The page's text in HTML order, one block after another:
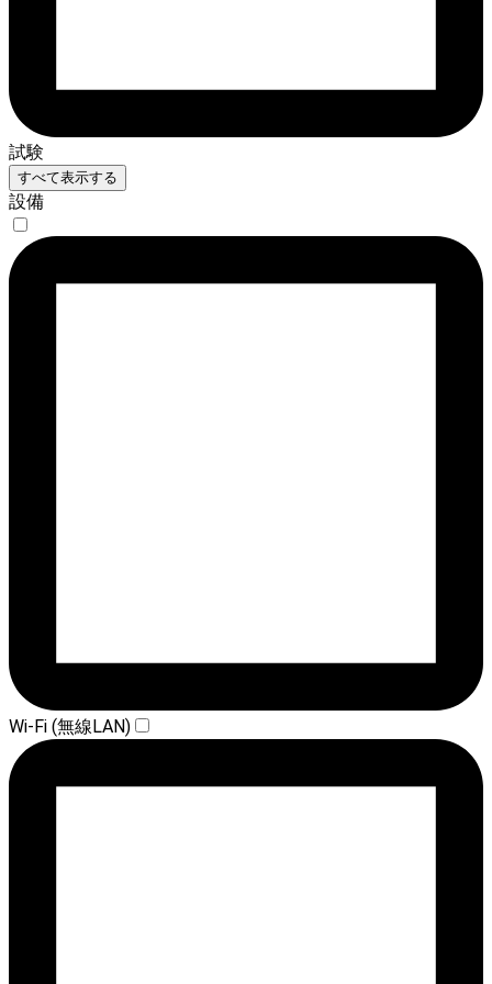
試験
すべて表示する
設備
Wi-Fi (無線LAN)